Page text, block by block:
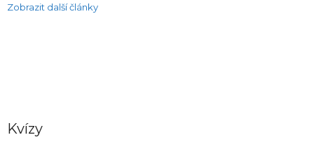
Zobrazit další články
Kvízy